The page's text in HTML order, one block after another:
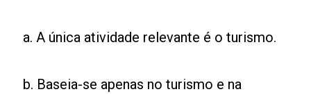
a. A única atividade relevante é o turismo.
b. Baseia-se apenas no turismo e na